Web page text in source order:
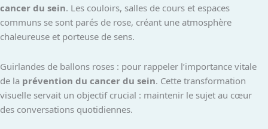
cancer du sein. Les couloirs, salles de cours et espaces
communs se sont parés de rose, créant une atmosphère
chaleureuse et porteuse de sens.
Guirlandes de ballons roses : pour rappeler l’importance vitale
de la prévention du cancer du sein. Cette transformation
visuelle servait un objectif crucial : maintenir le sujet au cœur
des conversations quotidiennes.